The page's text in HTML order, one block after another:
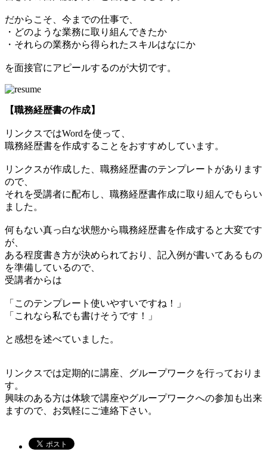
だからこそ、今までの仕事で、
・どのような業務に取り組んできたか
・それらの業務から得られたスキルはなにか
を面接官にアピールするのが大切です。
【職務経歴書の作成】
リンクスではWordを使って、
職務経歴書を作成することをおすすめしています。
リンクスが作成した、職務経歴書のテンプレートがあります
ので、
それを受講者に配布し、職務経歴書作成に取り組んでもらい
ました。
何もない真っ白な状態から職務経歴書を作成すると大変です
が、
ある程度書き方が決められており、記入例が書いてあるもの
を準備しているので、
受講者からは
「このテンプレート使いやすいですね！」
「これなら私でも書けそうです！」
と感想を述べていました。
リンクスでは定期的に講座、グループワークを行っておりま
す。
興味のある方は体験で講座やグループワークへの参加も出来
ますので、お気軽にご連絡下さい。